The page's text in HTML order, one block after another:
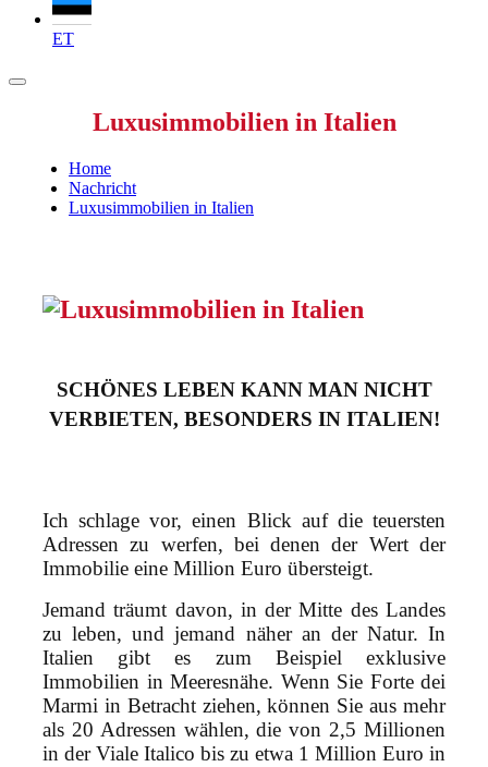
ET
Luxusimmobilien in Italien
Home
Nachricht
Luxusimmobilien in Italien
SCHÖNES LEBEN KANN MAN NICHT
VERBIETEN, BESONDERS IN ITALIEN!
Ich schlage vor, einen Blick auf die teuersten
Adressen zu werfen, bei denen der Wert der
Immobilie eine Million Euro übersteigt.
Jemand träumt davon, in der Mitte des Landes
zu leben, und jemand näher an der Natur. In
Italien gibt es zum Beispiel exklusive
Immobilien in Meeresnähe. Wenn Sie Forte dei
Marmi in Betracht ziehen, können Sie aus mehr
als 20 Adressen wählen, die von 2,5 Millionen
in der Viale Italico bis zu etwa 1 Million Euro in